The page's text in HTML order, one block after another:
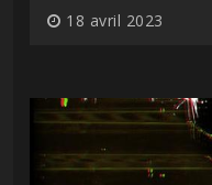
18 avril 2023